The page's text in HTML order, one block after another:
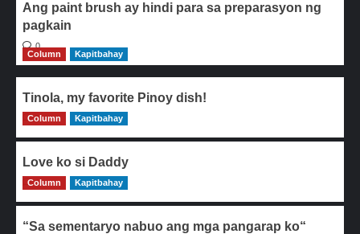
Ang paint brush ay hindi para sa preparasyon ng
pagkain
0
Column
Kapitbahay
Tinola, my favorite Pinoy dish!
0
Column Kapitbahay
Love ko si Daddy
0
Column Kapitbahay
“Sa sementaryo nabuo ang mga pangarap ko“